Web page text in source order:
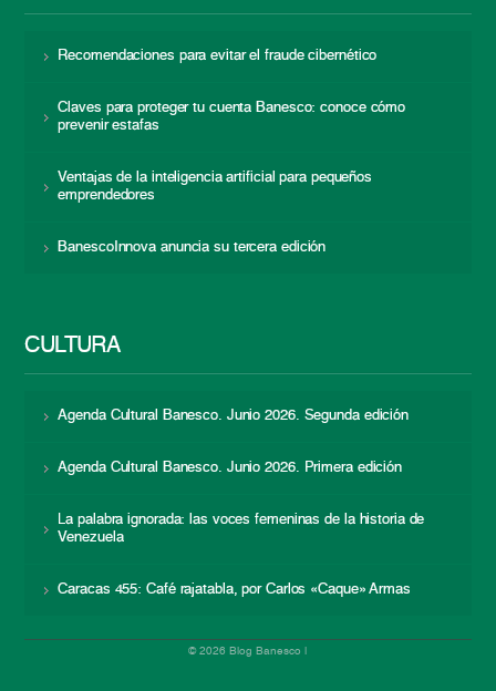
Recomendaciones para evitar el fraude cibernético
Claves para proteger tu cuenta Banesco: conoce cómo
prevenir estafas
Ventajas de la inteligencia artificial para pequeños
emprendedores
BanescoInnova anuncia su tercera edición
CULTURA
Agenda Cultural Banesco. Junio 2026. Segunda edición
Agenda Cultural Banesco. Junio 2026. Primera edición
La palabra ignorada: las voces femeninas de la historia de
Venezuela
Caracas 455: Café rajatabla, por Carlos «Caque» Armas
© 2026 Blog Banesco |